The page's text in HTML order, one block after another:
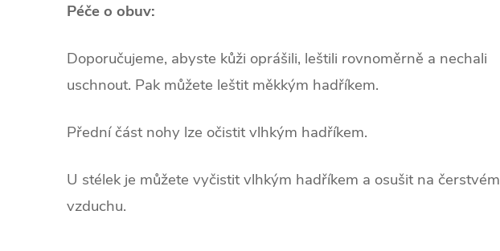
Péče o obuv:
Doporučujeme, abyste kůži oprášili, leštili rovnoměrně a nechali
uschnout. Pak můžete leštit měkkým hadříkem.
Přední část nohy lze očistit vlhkým hadříkem.
U stélek je můžete vyčistit vlhkým hadříkem a osušit na čerstvém
vzduchu.